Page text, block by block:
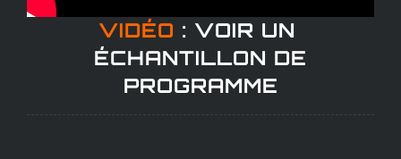
VIDÉO : VOIR UN
ÉCHANTILLON DE
PROGRAMME